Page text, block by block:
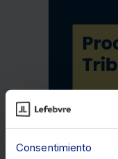
Consentimiento